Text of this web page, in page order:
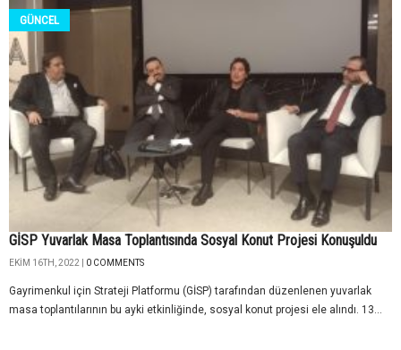
GÜNCEL
GİSP Yuvarlak Masa Toplantısında Sosyal Konut Projesi Konuşuldu
EKIM 16TH, 2022 | 0 COMMENTS
Gayrimenkul için Strateji Platformu (GİSP) tarafından düzenlenen yuvarlak
masa toplantılarının bu ayki etkinliğinde, sosyal konut projesi ele alındı. 13...